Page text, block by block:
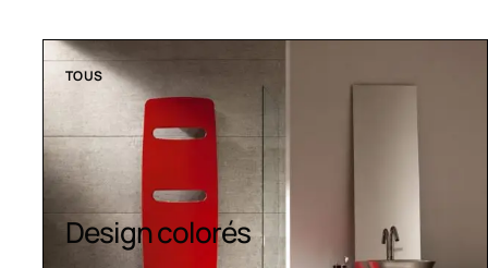
TOUS
Sèche-serviettes
contemporains